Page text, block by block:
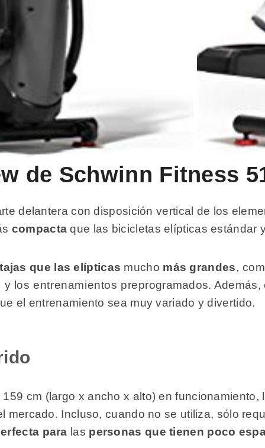
de Schwinn Fitness
delantera con disposición vertical de los
compacta que las bicicletas elípticas estándar
que las elípticas mucho más grandes,
los entrenamientos preprogramados. Además,
el entrenamiento sea muy variado y divertido.
cm (largo x ancho x alto) en
mercado. Incluso, cuando no se utiliza, sólo
para las personas que tienen poco